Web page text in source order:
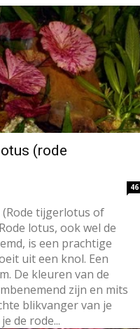
(rode
46
(Rode tijgerlotus of
lotus, ook wel de
is een prachtige
uit een knol. Een
De kleuren van de
zijn en mits
blikvanger van je
de rode...